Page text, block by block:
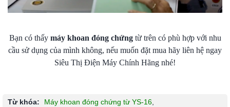
Bạn có thấymáy khoan đóng chứngtừ trên có phù hợp với nhu
cầu sử dụng của mình không, nếu muốn đặt mua hãy liên hệ ngay
Siêu Thị Điện Máy Chính Hãng nhé!
Từ khóa: Máy khoan đóng chứng từ YS-16